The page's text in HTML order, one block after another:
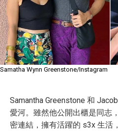
Samatha Wynn Greenstone/Instagram
Samantha Greenstone 和
愛河。雖然他公開出櫃是同志
密連結，擁有活躍的 s3x 生活